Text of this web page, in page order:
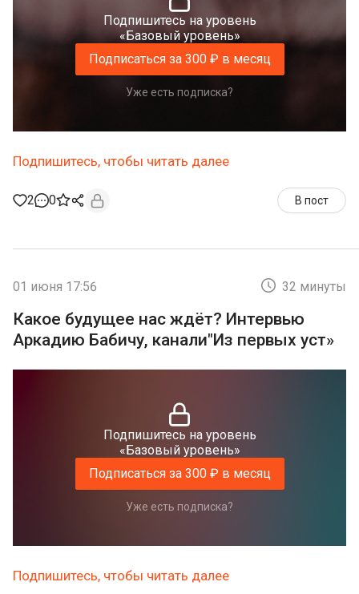
Подпишитесь на уровень
«Базовый уровень»
Подписаться за 300 ₽ в месяц
Уже есть подписка?
Подпишитесь, чтобы читать далее
2 0 В пост
01 июня 17:56 32 минуты
Какое будущее нас ждёт? Интервью
Аркадию Бабичу, канали"Из первых уст»
Подпишитесь на уровень
«Базовый уровень»
Подписаться за 300 ₽ в месяц
Уже есть подписка?
Подпишитесь, чтобы читать далее